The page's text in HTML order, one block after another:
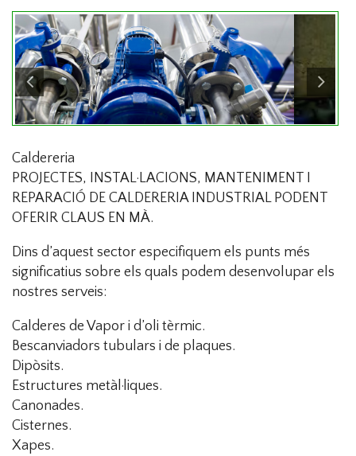
Caldereria
PROJECTES, INSTAL·LACIONS, MANTENIMENT I
REPARACIÓ DE CALDERERIA INDUSTRIAL PODENT
OFERIR CLAUS EN MÀ.
Dins d’aquest sector especifiquem els punts més
significatius sobre els quals podem desenvolupar els
nostres serveis:
Calderes de Vapor i d’oli tèrmic.
Bescanviadors tubulars i de plaques.
Dipòsits.
Estructures metàl·liques.
Canonades.
Cisternes.
Xapes.